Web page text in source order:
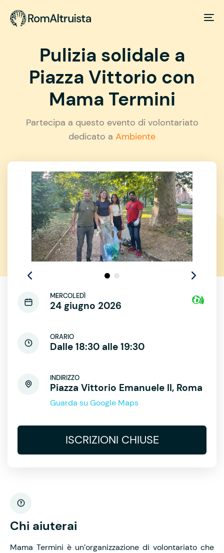
Pulizia solidale a
Piazza Vittorio con
Mama Termini
Partecipa a questo evento di volontariato
dedicato a Ambiente
MERCOLEDÌ
24 giugno 2026
ORARIO
Dalle 18:30 alle 19:30
INDIRIZZO
Piazza Vittorio Emanuele II, Roma
Guarda su Google Maps
ISCRIZIONI CHIUSE
Chi aiuterai
Mama Termini è un’organizzazione di volontariato che